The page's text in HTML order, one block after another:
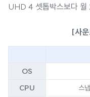
UHD 4 셋톱박스보다 월
[사
OS
CPU
스